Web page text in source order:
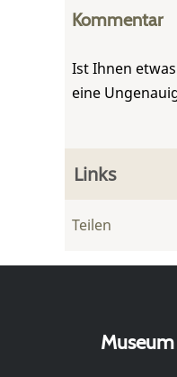
Kommentar
Ist Ihnen
eine
Links
Teilen